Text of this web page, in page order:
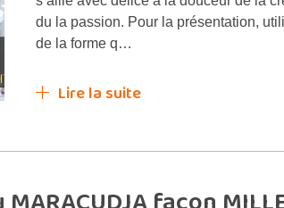
du la passion. Pour la présentation,
de la forme q…
Lire la suite